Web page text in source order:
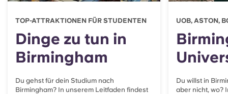
TOP-ATTRAKTIONEN FÜR STUDENTEN
Dinge zu tun in
Birmingham
Du gehst für dein Studium nach
Birmingham? In unserem Leitfaden findest
UOB, ASTON,
Du willst in
aber nicht, wo?